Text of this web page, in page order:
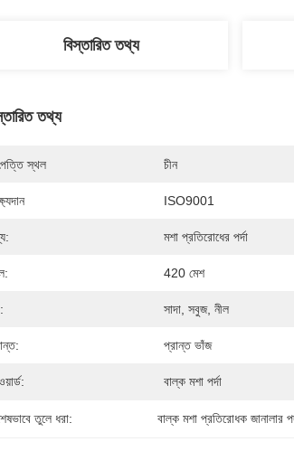
বিস্তারিত তথ্য
তথ্য
স্থল চীন
ISO9001
মশা প্রতিরোধের পর্দা
420 মেশ
সাদা, সবুজ, নীল
প্রান্ত ভাঁজ
বাল্ক মশা পর্দা
তুলে ধরা: বাল্ক মশা প্রতিরোধক জানালার